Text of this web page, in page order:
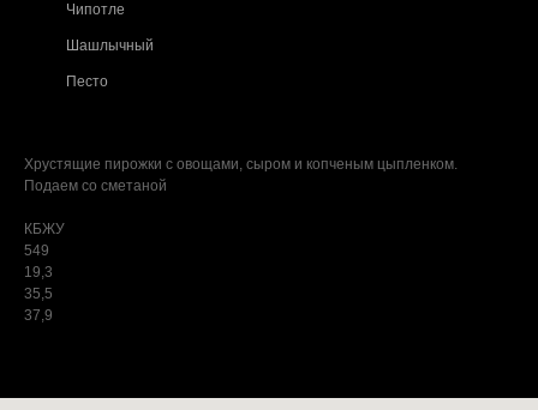
Чипотле
Шашлычный
Песто
Хрустящие пирожки с овощами, сыром и копченым цыпленком.
Подаем со сметаной
КБЖУ
549
19,3
35,5
37,9